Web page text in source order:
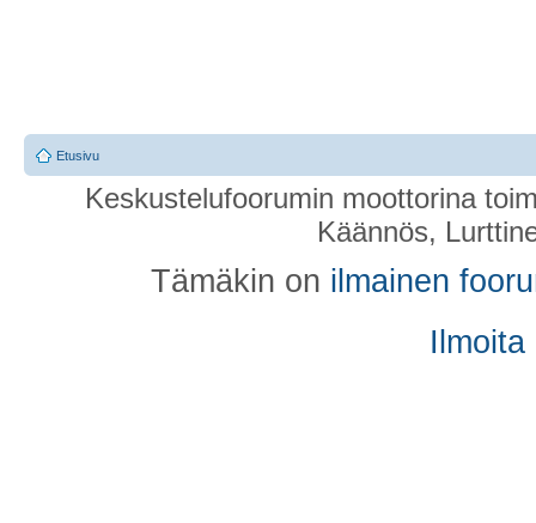
Etusivu
Keskustelufoorumin moottorina
Käännös,
Tämäkin on ilmainen